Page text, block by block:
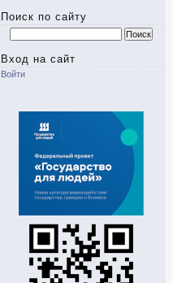
Поиск по сайту
Найти:
Вход на сайт
Войти